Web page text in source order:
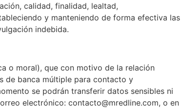
calidad, finalidad, lealtad,
y manteniendo de forma efectiva las
indebida.
o moral), que con motivo de la relación
de banca múltiple para contacto y
se podrán transferir datos sensibles ni
electrónico: contacto@mredline.com, o en